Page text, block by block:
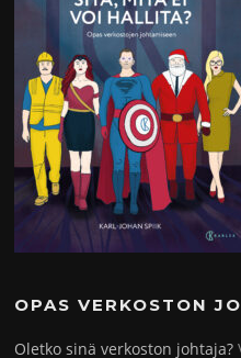
OPAS VERKOSTON
Oletko sinä verkoston johtaja?